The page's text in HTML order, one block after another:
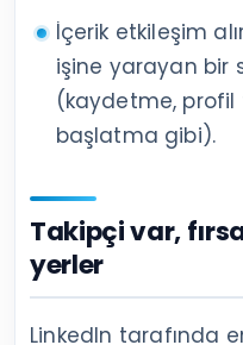
İçerik etkileşim
işine yarayan bir
(kaydetme, profil
başlatma gibi).
Takipçi var,
yerler
LinkedIn tarafında